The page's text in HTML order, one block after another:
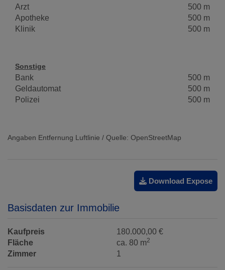
Arzt
500 m
Apotheke
500 m
Klinik
500 m
Sonstige
Bank
500 m
Geldautomat
500 m
Polizei
500 m
Angaben Entfernung Luftlinie / Quelle: OpenStreetMap
Download Expose
Basisdaten zur Immobilie
Kaufpreis
180.000,00 €
Fläche
ca. 80 m2
Zimmer 1